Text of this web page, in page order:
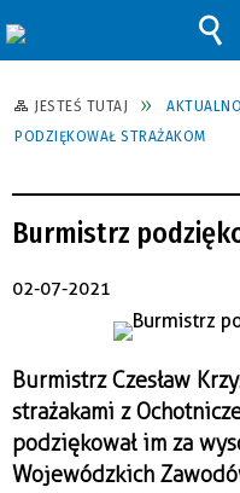
JESTEŚ TUTAJ
PODZIĘKOWAŁ STRAŻAKOM
Burmistrz
02-07-2021
Burmistrz Czesław
strażakami z
podziękował im za
Wojewódzkich